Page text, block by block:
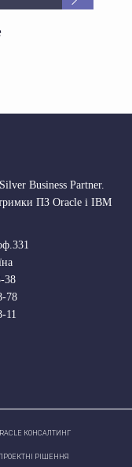
Business Partner.
ПЗ Oracle і IBM
38
78
11
КОНСАЛТИНГ
ПРОЕКТНІ РІШЕННЯ